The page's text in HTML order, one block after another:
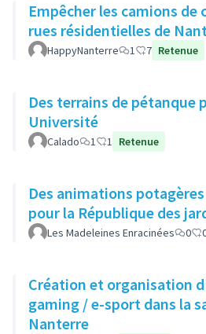
Empêcher les camions de
rues résidentielles de
HappyNanterre 1 7 Retenue
Des terrains de pétanque
Université
Calado 1 1 Retenue
Des animations
pour la République des
Les Madeleines Enracinées 0
Création et organisation
gaming / e-sport dans la
Nanterre